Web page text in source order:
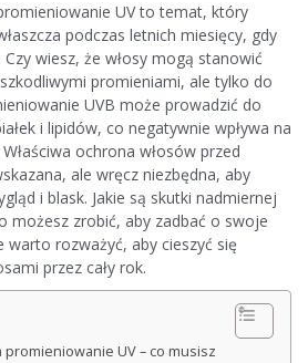
UV to temat, który
podczas letnich miesięcy, gdy
wiesz, że włosy mogą stanowić
promieniami, ale tylko do
UVB może prowadzić do
i lipidów, co negatywnie wpływa na
ochrona włosów przed
ale wręcz niezbędna, aby
i blask. Jakie są skutki nadmiernej
możesz zrobić, aby zadbać o swoje
warto rozważyć, aby cieszyć się
przez cały rok.
promieniowanie UV – co musisz